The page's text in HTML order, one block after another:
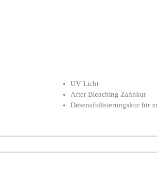
UV Licht
After Bleaching Zahnkur
Desensibilisierungskur für